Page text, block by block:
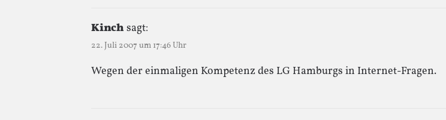
Kinch sagt:
22. Juli 2007 um 17:46 Uhr
Wegen der einmaligen Kompetenz des LG Hamburgs in Internet-Fragen.